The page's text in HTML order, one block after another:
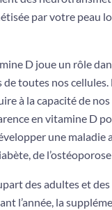
par votre peau
D joue un rôle
toutes nos
à la capacité de
en vitamine D
une
de
des adultes et
l’année, la